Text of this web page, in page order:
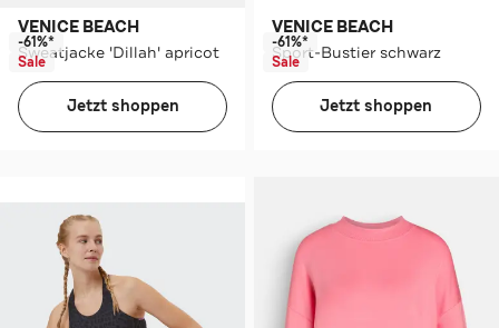
VENICE BEACH
Sweatjacke 'Dillah' apricot
-61%*
Sale
Jetzt shoppen
VENICE BEACH
Sport-Bustier schwarz
-61%*
Sale
Jetzt shoppen